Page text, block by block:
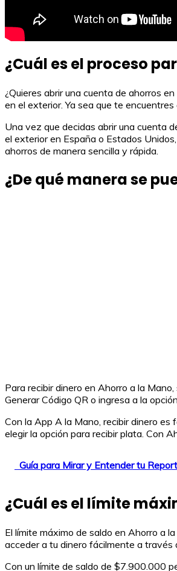
¿Cuál es el proceso
¿Quieres abrir una cuenta de ahorros
en el exterior. Ya sea que te
Una vez que decidas abrir una cuenta
el exterior en España o Estados
ahorros de manera sencilla y rápida.
¿De qué manera se
Para recibir dinero en Ahorro a la
Generar Código QR o ingresa a la
Con la App A la Mano, recibir dinero es
elegir la opción para recibir plata. Con
Guía para Mirar y Entender tu
¿Cuál es el límite
El límite máximo de saldo en Ahorro a
acceder a tu dinero fácilmente a través
Con un límite de saldo de $7.900.000